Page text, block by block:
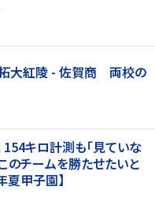
拓大紅陵 - 佐賀商 両校の
キロ計測も「見ていな
のチームを勝たせたいと
夏甲子園】